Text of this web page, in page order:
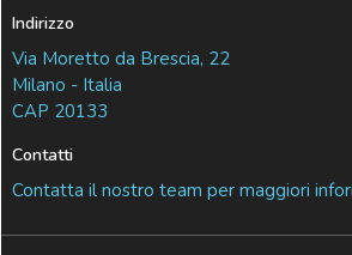
Indirizzo
Via Moretto da Brescia, 22
Milano - Italia
CAP 20133
Contatti
Contatta il nostro team per maggiori